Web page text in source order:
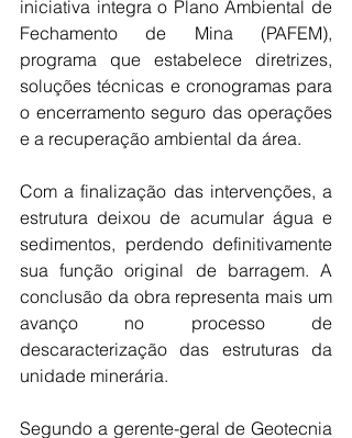
iniciativa integra o Plano Ambiental de
Fechamento de Mina (PAFEM),
programa que estabelece diretrizes,
soluções técnicas e cronogramas para
o encerramento seguro das operações
e a recuperação ambiental da área.
Com a finalização das intervenções, a
estrutura deixou de acumular água e
sedimentos, perdendo definitivamente
sua função original de barragem. A
conclusão da obra representa mais um
avanço no processo de
descaracterização das estruturas da
unidade minerária.
Segundo a gerente-geral de Geotecnia